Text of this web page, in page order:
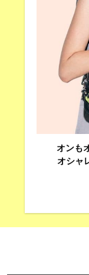
オンも
オシャ